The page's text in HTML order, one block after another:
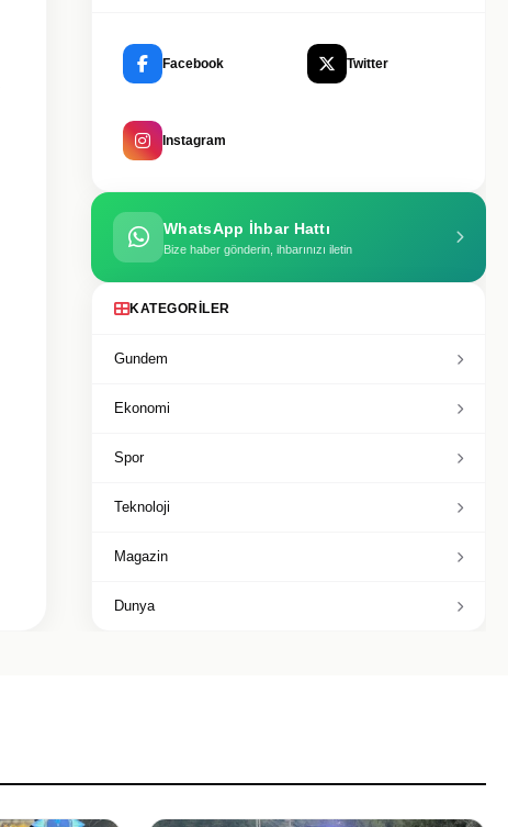
Facebook Twitter
Instagram
WhatsApp İhbar Hattı
Bize haber gönderin, ihbarınızı iletin
KATEGORILER
Gundem
Ekonomi
Spor
Teknoloji
Magazin
Dunya